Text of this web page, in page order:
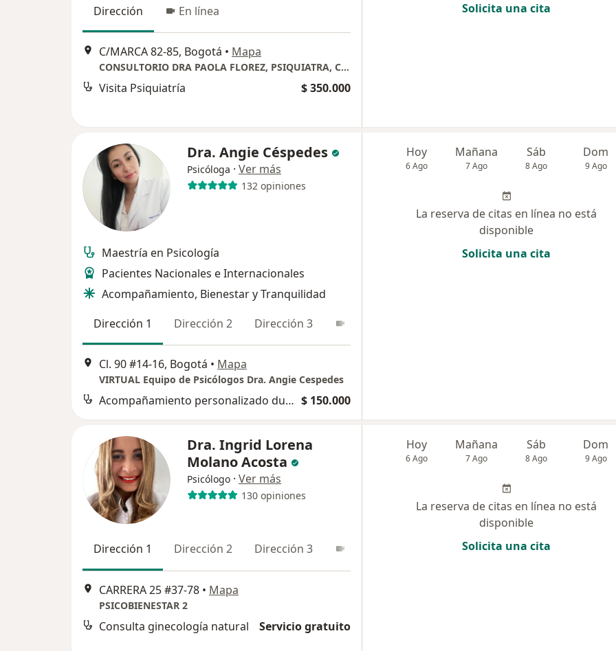
Dirección En línea
C/MARCA 82-85, Bogotá • Mapa
CONSULTORIO DRA PAOLA FLOREZ, PSIQUIATRA, COUNTRY MEDICAL CENTER 408
Visita Psiquiatría $ 350.000
Solicita una cita
Dra. Angie Céspedes
Psicóloga · Ver más
132 opiniones
Maestría en Psicología
Pacientes Nacionales e Internacionales
Acompañamiento, Bienestar y Tranquilidad
Dirección 1
Dirección 2 Dirección 3
Cl. 90 #14-16, Bogotá • Mapa
VIRTUAL Equipo de Psicólogos Dra. Angie Cespedes
Acompañamiento personalizado durante el proceso $ 150.000
Hoy
6 Ago
Mañana
7 Ago
Sáb
8 Ago
Dom
9 Ago
La reserva de citas en línea no está
disponible
Solicita una cita
Dra. Ingrid Lorena
Molano Acosta
Psicólogo · Ver más
130 opiniones
Dirección 1 Dirección 2 Dirección 3
CARRERA 25 #37-78 • Mapa
PSICOBIENESTAR 2
Consulta ginecología natural Servicio gratuito
Hoy
6 Ago
Mañana
7 Ago
Sáb
8 Ago
Dom
9 Ago
La reserva de citas en línea no está
disponible
Solicita una cita